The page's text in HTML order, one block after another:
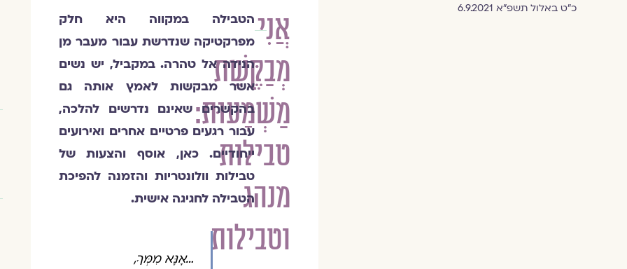
כ״ט באלול תשפ״א 6.9.2021
אֲנִי
מְבַקֶּשֶׁת
מַשְׁמָעוּת:
טבילות
מנהג
וטבילות
הרבנית
שרה
סגל־כץ
הטבילה במקווה היא חלק
מפרקטיקה שנדרשת עבור מעבר מן
הנידה אל טהרה. במקביל, יש נשים
אשר מבקשות לאמץ אותה גם
בהקשרים שאינם נדרשים להלכה,
עבור רגעים פרטיים אחרים ואירועים
ייחודיים. כאן, אוסף והצעות של
טבילות וולונטריות והזמנה להפיכת
הטבילה לחגיגה אישית.
…אָנָּא מִמְּךָ,